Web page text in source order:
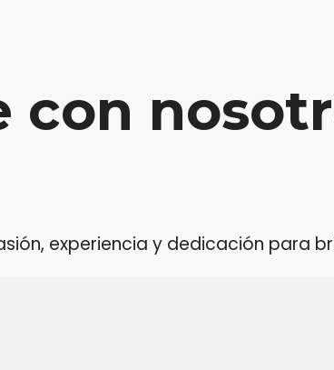
con
experiencia y dedicación para